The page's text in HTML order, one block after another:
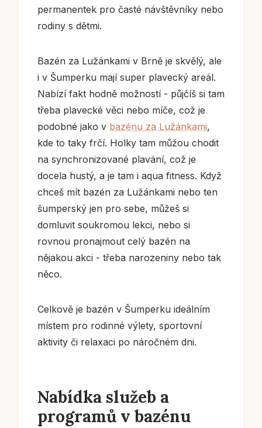
permanentek pro časté návštěvníky nebo
rodiny s dětmi.
Bazén za Lužánkami v Brně je skvělý, ale
i v Šumperku mají super plavecký areál.
Nabízí fakt hodně možností - půjčíš si tam
třeba plavecké věci nebo míče, což je
podobné jako v bazénu za Lužánkami,
kde to taky frčí. Holky tam můžou chodit
na synchronizované plavání, což je
docela hustý, a je tam i aqua fitness. Když
chceš mít bazén za Lužánkami nebo ten
šumperský jen pro sebe, můžeš si
domluvit soukromou lekci, nebo si
rovnou pronajmout celý bazén na
nějakou akci - třeba narozeniny nebo tak
něco.
Celkově je bazén v Šumperku ideálním
místem pro rodinné výlety, sportovní
aktivity či relaxaci po náročném dni.
Nabídka služeb a
programů v bazénu